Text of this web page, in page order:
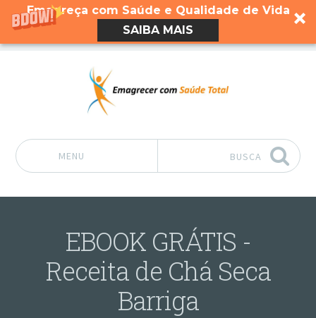
Emagreça com Saúde e Qualidade de Vida
SAIBA MAIS
MENU BUSCA
EBOOK GRÁTIS -
Receita de Chá Seca
Barriga